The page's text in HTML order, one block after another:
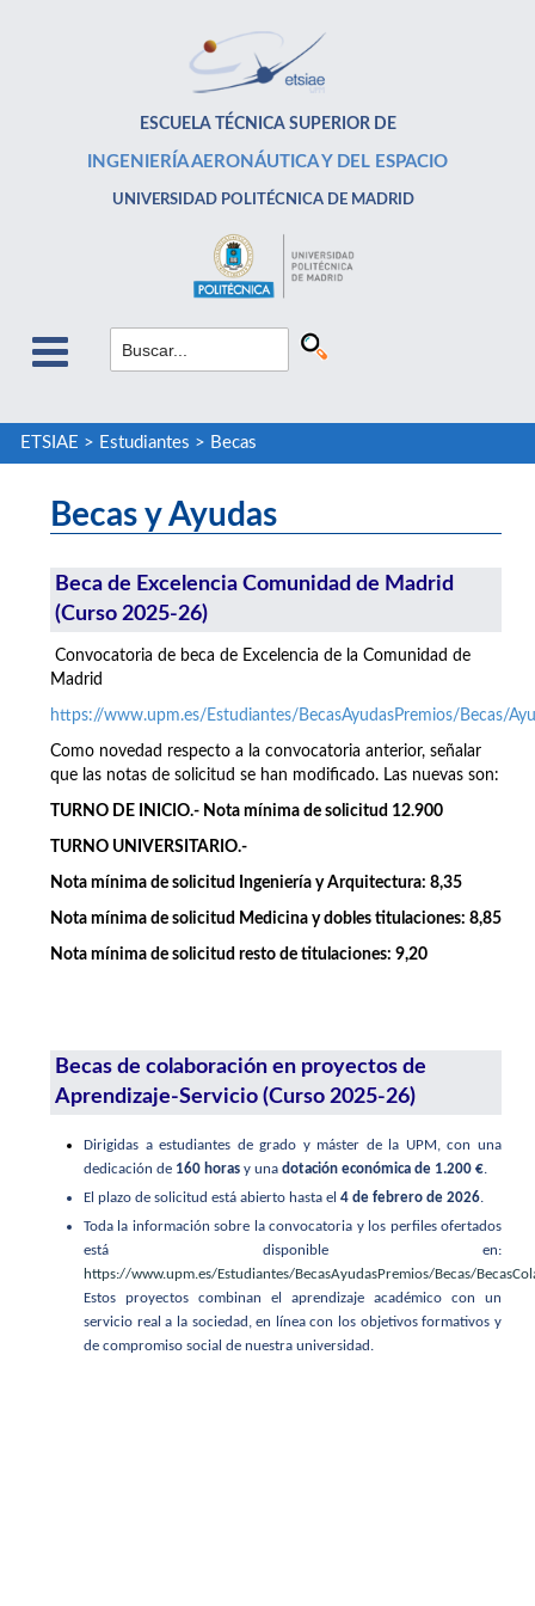
ESCUELA TÉCNICA SUPERIOR DE
INGENIERÍA AERONÁUTICA Y DEL ESPACIO
UNIVERSIDAD POLITÉCNICA DE MADRID
ETSIAE > Estudiantes > Becas
Becas y Ayudas
Beca de Excelencia Comunidad de Madrid
(Curso 2025-26)
Convocatoria de beca de Excelencia de la Comunidad de
Madrid
https://www.upm.es/Estudiantes/BecasAyudasPremios/Becas/
Como novedad respecto a la convocatoria anterior, señalar
que las notas de solicitud se han modificado. Las nuevas son:
TURNO DE INICIO.- Nota mínima de solicitud 12.900
TURNO UNIVERSITARIO.-
Nota mínima de solicitud Ingeniería y Arquitectura: 8,35
Nota mínima de solicitud Medicina y dobles titulaciones: 8,85
Nota mínima de solicitud resto de titulaciones: 9,20
Becas de colaboración en proyectos de
Aprendizaje-Servicio (Curso 2025-26)
Dirigidas a estudiantes de grado y máster de la UPM, con una
dedicación de 160 horas y una dotación económica de 1.200 €
El plazo de solicitud está abierto hasta el 4 de febrero de 2026.
Toda la información sobre la convocatoria y los perfiles ofertados
está disponible en:
https://www.upm.es/Estudiantes/BecasAyudasPremios/Becas/
Estos proyectos combinan el aprendizaje académico con un
servicio real a la sociedad, en línea con los objetivos formativos y
de compromiso social de nuestra universidad.